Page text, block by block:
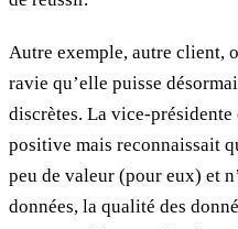
Autre exemple, autre client,
ravie qu’elle puisse
discrètes. La vice-présidente
positive mais reconnaissait
peu de valeur (pour eux) et
données, la qualité des